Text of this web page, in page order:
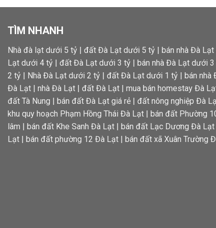
TÌM NHANH
Nhà đà lạt dưới 5 tỷ đất Đà Lạt dưới 5 tỷ bán nhà Đà
Lạt dưới 4 tỷ
đất Đà Lạt dưới 3 tỷ bán nhà Đà Lạt dưới 3
2 tỷ
Nhà Đà Lạt dưới 2 tỷ đất Đà Lạt dưới 1 tỷ bán
Đà Lạt
nhà Đà Lạt đất Đà Lạt mua bán homestay Đà
đất Tà Nung
bán đất Đà Lạt giá rẻ đất nông nghiệp Đà
khu quy hoạch Phạm Hồng Thái Đà Lạt
bán đất Phường
lâm
bán đất Khe Sanh Đà Lạt bán đất Lạc Dương Đà Lạt
Lạt
bán đất phường 12 Đà Lạt bán đất xã Xuân Trường